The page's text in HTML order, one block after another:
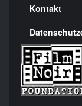
Kontakt